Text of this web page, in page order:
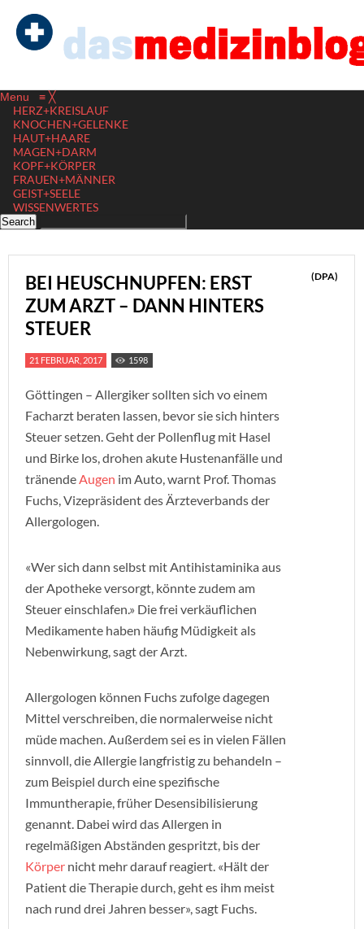
Menu ≡ ╳
HERZ+KREISLAUF
KNOCHEN+GELENKE
HAUT+HAARE
MAGEN+DARM
KOPF+KÖRPER
FRAUEN+MÄNNER
GEIST+SEELE
WISSENWERTES
BEI HEUSCHNUPFEN: ERST
ZUM ARZT – DANN HINTERS
STEUER
(DPA)
21 FEBRUAR, 2017 1598
Göttingen – Allergiker sollten sich vo einem
Facharzt beraten lassen, bevor sie sich hinters
Steuer setzen. Geht der Pollenflug mit Hasel
und Birke los, drohen akute Hustenanfälle und
tränendeAugen im Auto, warnt Prof. Thomas
Fuchs, Vizepräsident des Ärzteverbands der
Allergologen.
«Wer sich dann selbst mit Antihistaminika aus
der Apotheke versorgt, könnte zudem am
Steuer einschlafen.» Die frei verkäuflichen
Medikamente haben häufig Müdigkeit als
Nebenwirkung, sagt der Arzt.
Allergologen können Fuchs zufolge dagegen
Mittel verschreiben, die normalerweise nicht
müde machen. Außerdem sei es in vielen Fällen
sinnvoll, die Allergie langfristig zu behandeln –
zum Beispiel durch eine spezifische
Immuntherapie, früher Desensibilisierung
genannt. Dabei wird das Allergen in
regelmäßigen Abständen gespritzt, bis der
Körper nicht mehr darauf reagiert. «Hält der
Patient die Therapie durch, geht es ihm meist
nach rund drei Jahren besser», sagt Fuchs.